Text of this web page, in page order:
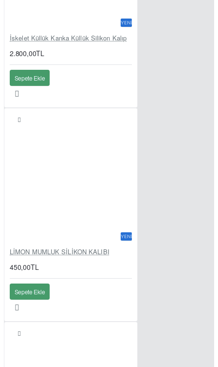
YENI
İskelet Küllük Kanka Küllük Silikon Kalıp
2.800,00TL
Sepete Ekle
YENI
LİMON MUMLUK SİLİKON KALIBI
450,00TL
Sepete Ekle